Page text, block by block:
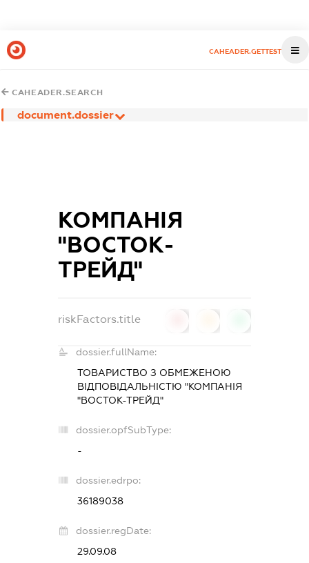
CAHEADER.GETTEST
CAHEADER.SEARCH
document.dossier
КОМПАНІЯ
"ВОСТОК-
ТРЕЙД"
riskFactors.title
dossier.fullName:
ТОВАРИСТВО З ОБМЕЖЕНОЮ
ВІДПОВІДАЛЬНІСТЮ "КОМПАНІЯ
"ВОСТОК-ТРЕЙД"
dossier.opfSubType:
-
dossier.edrpo:
36189038
dossier.regDate:
29.09.08